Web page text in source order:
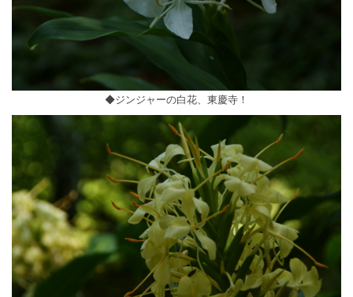
◆ジンジャーの白花、東慶寺！